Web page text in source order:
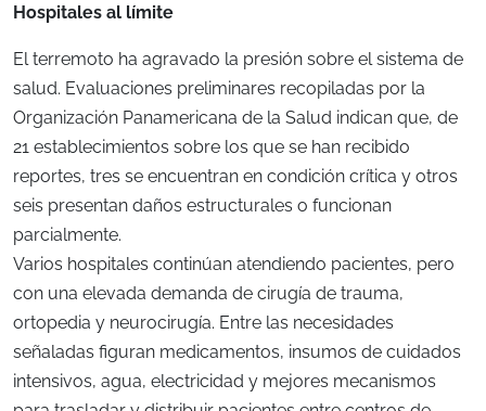
Hospitales al límite
El terremoto ha agravado la presión sobre el sistema de
salud. Evaluaciones preliminares recopiladas por la
Organización Panamericana de la Salud indican que, de
21 establecimientos sobre los que se han recibido
reportes, tres se encuentran en condición crítica y otros
seis presentan daños estructurales o funcionan
parcialmente.
Varios hospitales continúan atendiendo pacientes, pero
con una elevada demanda de cirugía de trauma,
ortopedia y neurocirugía. Entre las necesidades
señaladas figuran medicamentos, insumos de cuidados
intensivos, agua, electricidad y mejores mecanismos